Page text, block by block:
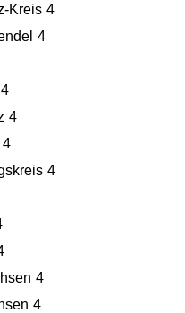
Kreis 4
4
4
4
4
4
4
4